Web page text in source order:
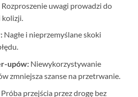
Rozproszenie uwagi prowadzi do
kolizji.
Nagłe i nieprzemyślane skoki
upów:Niewykorzystywanie
zmniejsza szanse na przetrwanie.
przejścia przez drogę bez